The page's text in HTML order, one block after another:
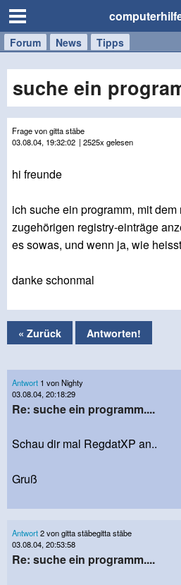
Forum News Tipps
Handy
Tablet
Windows
Mac
suche ein
Frage von gitta stäbe
03.08.04, 19:32:02 | 2525x gelesen
hi freunde
ich suche ein programm, mit
zugehörigen registry-einträge
es sowas, und wenn ja, wie
danke schonmal
« Zurück Antworten!
Antwort 1 von Nighty
03.08.04, 20:18:29
Re: suche ein programm....
Schau dir mal RegdatXP an..
Gruß
Antwort2 von gitta stäbegitta stäbe
03.08.04, 20:53:58
Re: suche ein programm....